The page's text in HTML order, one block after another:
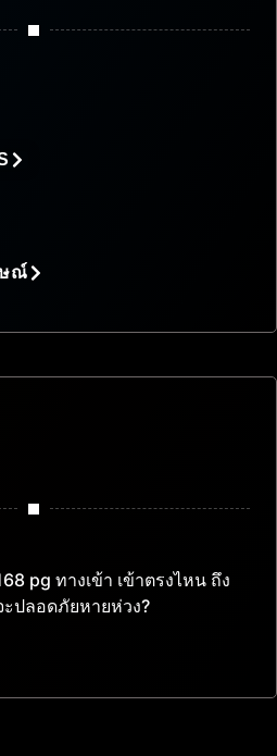
ษณ์
pg ทางเข้า เข้าตรงไหน ถึง
ะปลอดภัยหายห่วง?